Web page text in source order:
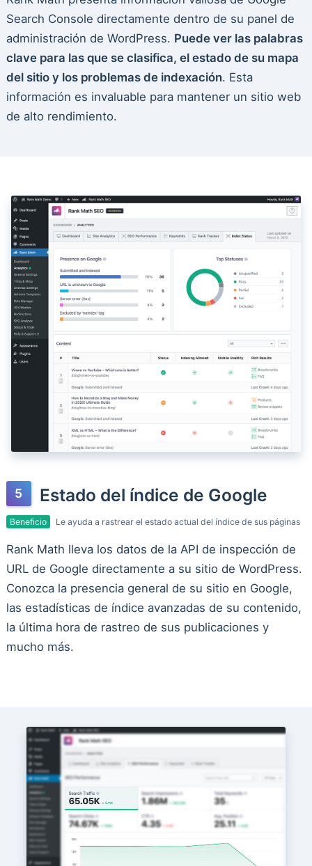
Search Console directamente dentro de su panel de
administración de WordPress. Puede ver las palabras
clave para las que se clasifica, el estado de su mapa
del sitio y los problemas de indexación. Esta
información es invaluable para mantener un sitio web
de alto rendimiento.
Estado del índice de Google
Beneficio Le ayuda a rastrear el estado actual del índice de sus páginas
Rank Math lleva los datos de la API de inspección de
URL de Google directamente a su sitio de WordPress.
Conozca la presencia general de su sitio en Google,
las estadísticas de índice avanzadas de su contenido,
la última hora de rastreo de sus publicaciones y
mucho más.